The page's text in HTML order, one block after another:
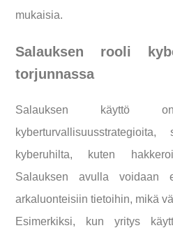
mukaisia.
Salauksen rooli
torjunnassa
Salauksen käyttö
kyberuhilta, kuten
Salauksen avulla voidaan
arkaluonteisiin tietoihin, mikä
Esimerkiksi, kun yritys